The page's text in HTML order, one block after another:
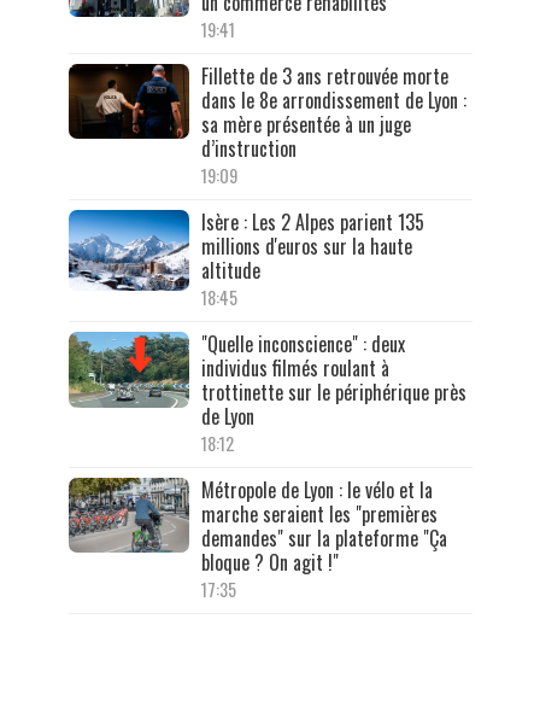
19:41
Fillette de 3 ans retrouvée morte
dans le 8e arrondissement de Lyon :
sa mère présentée à un juge
d’instruction
19:09
Isère : Les 2 Alpes parient 135
millions d'euros sur la haute
altitude
18:45
"Quelle inconscience" : deux
individus filmés roulant à
trottinette sur le périphérique près
de Lyon
18:12
Métropole de Lyon : le vélo et la
marche seraient les "premières
demandes" sur la plateforme "Ça
bloque ? On agit !"
17:35